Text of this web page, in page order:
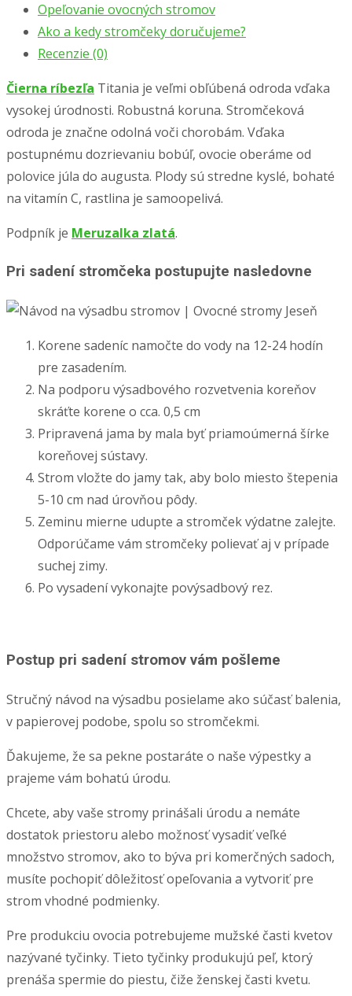
Opeľovanie ovocných stromov
Ako a kedy stromčeky doručujeme?
Recenzie (0)
Čierna ríbezľa Titania je veľmi obľúbená odroda vďaka
vysokej úrodnosti. Robustná koruna. Stromčeková
odroda je značne odolná voči chorobám. Vďaka
postupnému dozrievaniu bobúľ, ovocie oberáme od
polovice júla do augusta. Plody sú stredne kyslé, bohaté
na vitamín C, rastlina je samoopelivá.
Podpník je Meruzalka zlatá.
Pri sadení stromčeka postupujte nasledovne
Korene sadeníc namočte do vody na 12-24 hodín
pre zasadením.
Na podporu výsadbového rozvetvenia koreňov
skráťte korene o cca. 0,5 cm
Pripravená jama by mala byť priamoúmerná šírke
koreňovej sústavy.
Strom vložte do jamy tak, aby bolo miesto štepenia
5-10 cm nad úrovňou pôdy.
Zeminu mierne udupte a stromček výdatne zalejte.
Odporúčame vám stromčeky polievať aj v prípade
suchej zimy.
Po vysadení vykonajte povýsadbový rez.
Postup pri sadení stromov vám pošleme
Stručný návod na výsadbu posielame ako súčasť balenia,
v papierovej podobe, spolu so stromčekmi.
Ďakujeme, že sa pekne postaráte o naše výpestky a
prajeme vám bohatú úrodu.
Chcete, aby vaše stromy prinášali úrodu a nemáte
dostatok priestoru alebo možnosť vysadiť veľké
množstvo stromov, ako to býva pri komerčných sadoch,
musíte pochopiť dôležitosť opeľovania a vytvoriť pre
strom vhodné podmienky.
Pre produkciu ovocia potrebujeme mužské časti kvetov
nazývané tyčinky. Tieto tyčinky produkujú peľ, ktorý
prenáša spermie do piestu, čiže ženskej časti kvetu.